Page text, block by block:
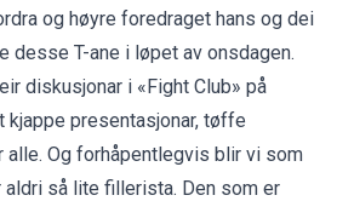
og høyre foredraget hans og dei
desse T-ane i løpet av onsdagen.
diskusjonar i «Fight Club» på
kjappe presentasjonar, tøffe
alle. Og forhåpentlegvis blir vi som
aldri så lite fillerista. Den som er